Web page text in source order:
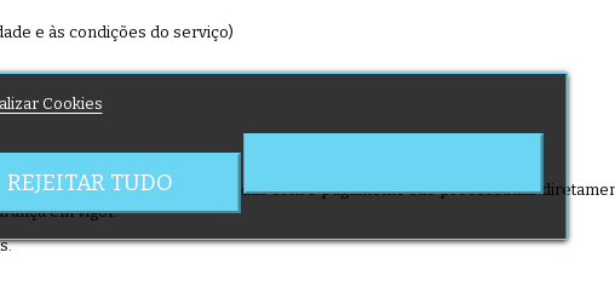
e às condições do serviço)
As informações relacionadas com o pagamento são processadas
em vigor.
Cookies
REJEITAR TUDO